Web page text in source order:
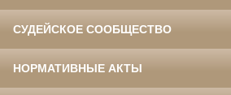
СУДЕЙСКОЕ СООБЩЕСТВО
НОРМАТИВНЫЕ АКТЫ